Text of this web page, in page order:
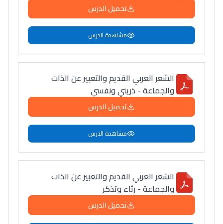
باش تقدر تساعد الناس
يلقاو التوازن من الدّاخل
ومن الخارج، بشرى
أمسكين بنات مسارها
خطوة بخطوة - مترجم
القراية و الخدمة فمجال
تقويم البصر مع المختصّة
مريم الزواكي
تحميل الدرس
مشاهدة الدرس
الشعر العربي القديم والتعبير عن الذات
والجماعة - ذريني ونفسي
تحميل الدرس
مشاهدة الدرس
الشعر العربي القديم والتعبير عن الذات
والجماعة - رثاء وتذكر
تحميل الدرس